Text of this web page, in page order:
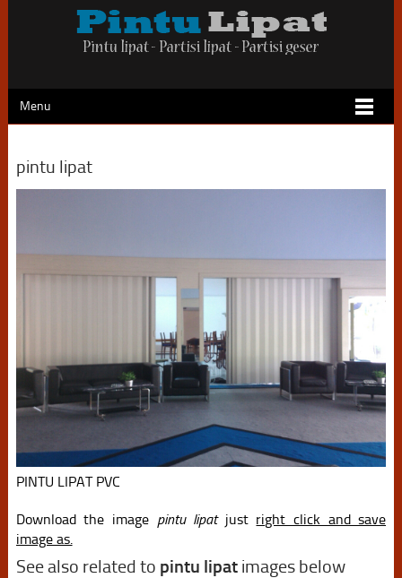
Menu
pintu lipat
PINTU LIPAT PVC
Download the image pintu lipatjust right click and save
image as.
See also related to pintu lipatimages below